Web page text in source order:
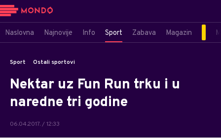
Naslovna Najnovije Info Sport Zabava Magazin
Sport Ostali sportovi
Nektar uz Fun Run trku i u
naredne tri godine
06.04.2017. / 12:33